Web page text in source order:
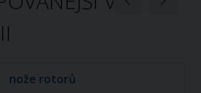
nože rotorů